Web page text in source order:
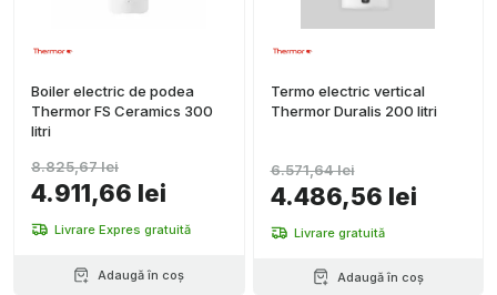
Boiler electric de podea
Thermor FS Ceramics 300
litri
4.911,66 lei
8.825,67 lei
Livrare Expres gratuită
Adaugă în coș
Termo electric vertical
Thermor Duralis 200 litri
4.486,56 lei
6.571,64 lei
Livrare gratuită
Adaugă în coș